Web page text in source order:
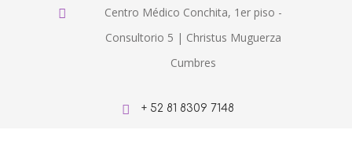
Centro Médico Conchita, 1er piso -
Consultorio 5 | Christus Muguerza
Cumbres
+ 52 81 8309 7148